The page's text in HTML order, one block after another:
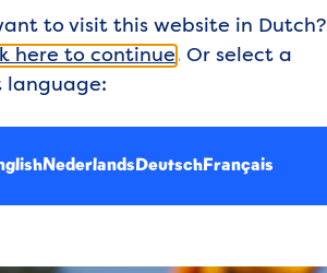
bus of op
to visit this website in Dutch?
here to continue . Or select a
language:
NederlandsDeutschFrançais